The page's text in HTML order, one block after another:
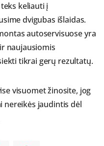
keliauti į
dvigubas išlaidas.
autoservisuose yra
naujausiomis
tikrai gerų rezultatų.
visuomet žinosite, jog
nereikės jaudintis dėl